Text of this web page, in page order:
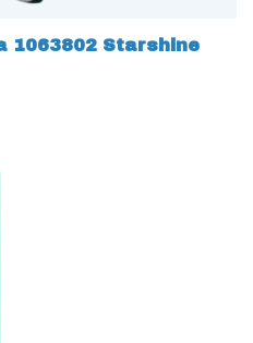
1063802 Starshine